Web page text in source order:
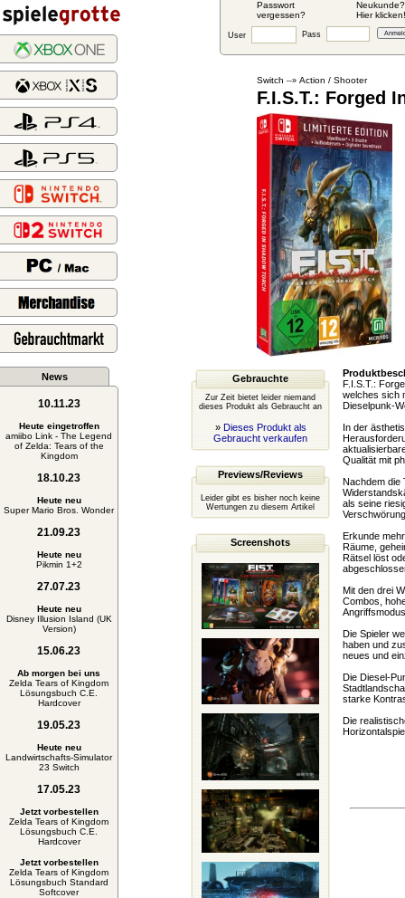
Passwort
vergessen?
Neukunde?
Hier klicken!
User Pass
News
10.11.23
Heute eingetroffen
amiibo Link - The Legend
of Zelda: Tears of the
Kingdom
18.10.23
Heute neu
Super Mario Bros. Wonder
21.09.23
Heute neu
Pikmin 1+2
27.07.23
Heute neu
Disney Illusion Island (UK
Version)
15.06.23
Ab morgen bei uns
Zelda Tears of Kingdom
Lösungsbuch C.E.
Hardcover
19.05.23
Heute neu
Landwirtschafts-Simulator
23 Switch
17.05.23
Jetzt vorbestellen
Zelda Tears of Kingdom
Lösungsbuch C.E.
Hardcover
Jetzt vorbestellen
Zelda Tears of Kingdom
Lösungsbuch Standard
Softcover
Switch --» Action / Shooter
F.I.S.T.: Forged
Gebrauchte
Zur Zeit bietet leider niemand
dieses Produkt als Gebraucht an
» Dieses Produkt als
Gebraucht verkaufen
Previews/Reviews
Leider gibt es bisher noch keine
Wertungen zu diesem Artikel
Screenshots
F.I.S.T.:
welches sich
Dieselpunk-
In der
Qualität mit
Nachdem die
als seine
Erkunde
Räume,
Rätsel löst
Mit den drei
Combos,
Die Spieler
haben und
neues und
Die Diesel-
starke
Die